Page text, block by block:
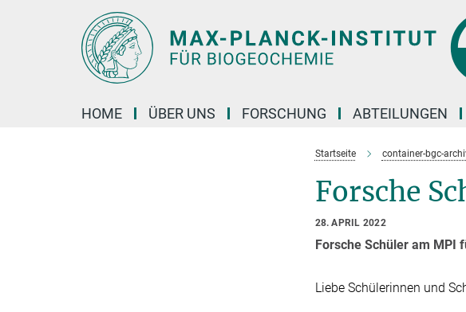
HOME ÜBER UNS FORSCHUNG ABTEILUNGEN
Startseite container-bgc-
Forsche
28. APRIL 2022
Forsche Schüler am MPI
Liebe Schülerinnen und